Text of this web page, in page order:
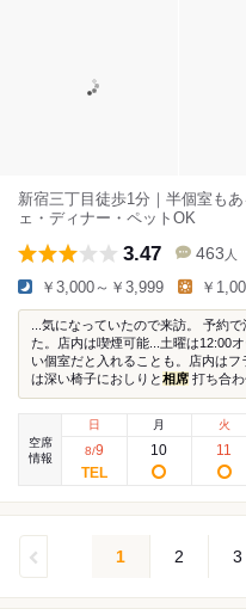
新宿三丁目徒歩1分｜半個室も
ェ・ディナー・ペットOK
3.47 463 人
￥3,000～￥3,999 ￥
...気になっていたので来訪。 予約
た。店内は喫煙可能...土曜は12:00
い個室だと入れることも。店内は
は深い椅子におしりと相席 打ち合
空席
情報
日
8/9
月
10
火
11
1 2 3